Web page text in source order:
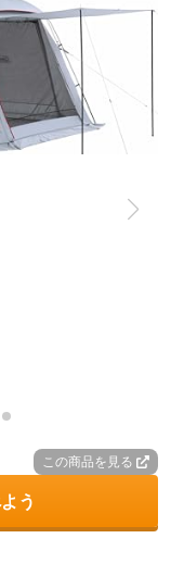
この商品を見る
う